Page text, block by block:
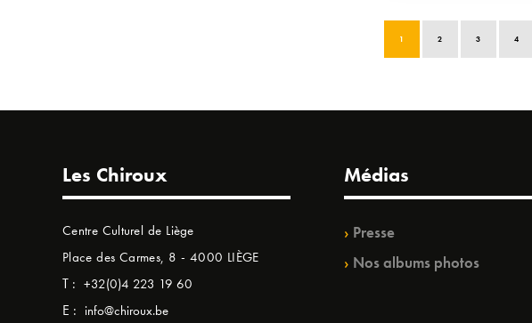
1 2 3 4
Les Chiroux
Centre Culturel de Liège
Place des Carmes, 8 - 4000 LIÈGE
T : +32(0)4 223 19 60
E : info@chiroux.be
Médias
Presse
Nos albums photos